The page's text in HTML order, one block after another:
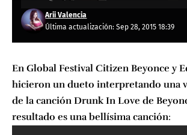
Última actualización: Sep 28, 2015 18:39
Arii Valencia
En Global Festival Citizen Beyonce y
hicieron un dueto interpretando una
de la canción Drunk In Love de
resultado es una bellísima canción: